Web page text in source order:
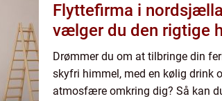
Flyttefirma i nordsjælland
vælger du den rigtige
Drømmer du om at tilbringe din
skyfri himmel, med en kølig drink
atmosfære omkring dig? Så kan